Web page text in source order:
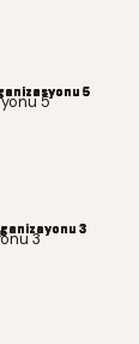
5
3